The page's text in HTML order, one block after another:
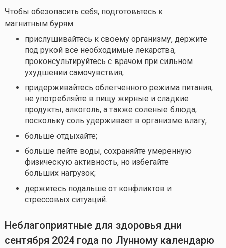
Чтобы обезопасить себя, подготовьтесь к
магнитным бурям:
прислушивайтесь к своему организму, держите
под рукой все необходимые лекарства,
проконсультируйтесь с врачом при сильном
ухудшении самочувствия;
придерживайтесь облегченного режима питания,
не употребляйте в пищу жирные и сладкие
продукты, алкоголь, а также соленые блюда,
поскольку соль удерживает в организме влагу;
больше отдыхайте;
больше пейте воды, сохраняйте умеренную
физическую активность, но избегайте
больших нагрузок;
держитесь подальше от конфликтов и
стрессовых ситуаций.
Неблагоприятные для здоровья дни
сентября 2024 года по Лунному календарю